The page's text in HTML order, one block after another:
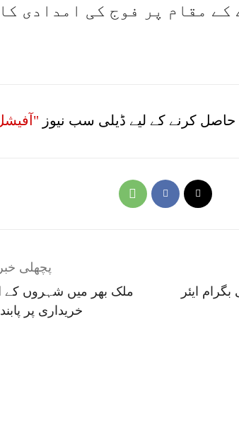
کے مقام پر فوج کی امدادی
کرنے کے لیے ڈیلی سب نیوز
پچھلی خبر
ملک بھر میں شہروں کے
خریداری پر
ایئر